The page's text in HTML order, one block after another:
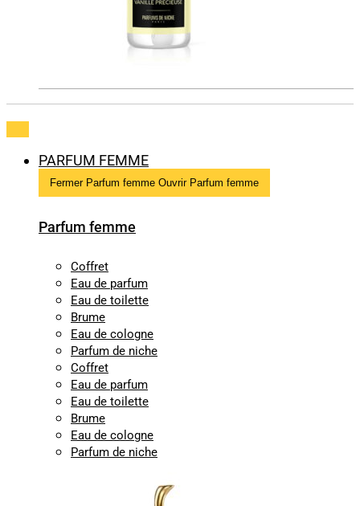
PARFUM FEMME
Fermer Parfum femme Ouvrir Parfum femme
Parfum femme
Coffret
Eau de parfum
Eau de toilette
Brume
Eau de cologne
Parfum de niche
Coffret
Eau de parfum
Eau de toilette
Brume
Eau de cologne
Parfum de niche